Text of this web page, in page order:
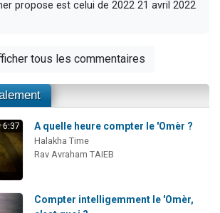
propose est celui de 2022 21 avril 2022
tous les commentaires
6:37 A quelle heure compter le 'Omèr ?
Halakha Time
Rav Avraham TAIEB
Compter intelligemment le 'Omèr,